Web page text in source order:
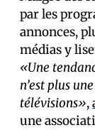
par les
annonces,
médias y
«Une
n’est plus
télévisions»,
une